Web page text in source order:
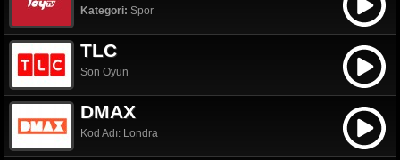
Kategori: Spor
TLC
Son Oyun
DMAX
Kod Adı: Londra